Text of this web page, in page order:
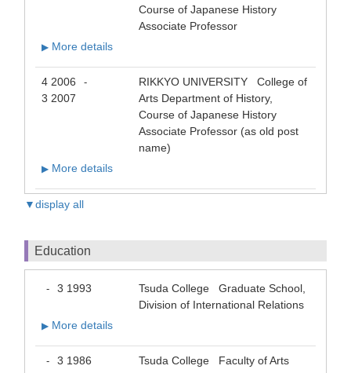
Course of Japanese History
Associate Professor
▶ More details
4 2006 -
3 2007
RIKKYO UNIVERSITY College of
Arts Department of History,
Course of Japanese History
Associate Professor (as old post
name)
▶ More details
▼display all
Education
- 3 1993
Tsuda College Graduate School,
Division of International Relations
▶ More details
- 3 1986
Tsuda College Faculty of Arts